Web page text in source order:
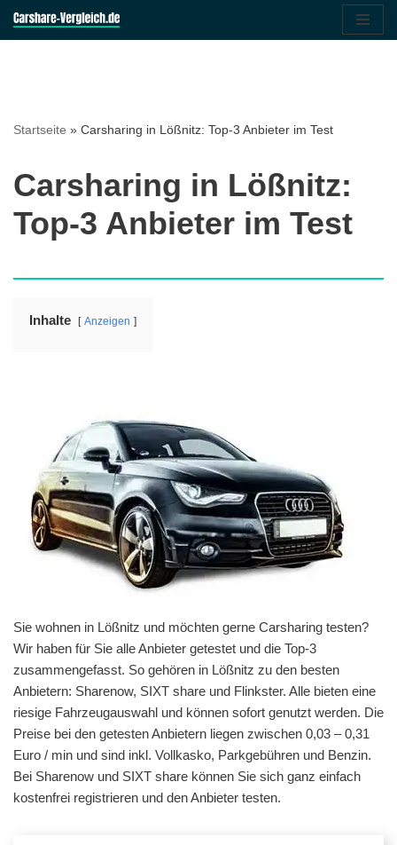
Startseite » Carsharing in Lößnitz: Top-3 Anbieter im Test
Carsharing in Lößnitz:
Top-3 Anbieter im Test
Inhalte Anzeigen
Sie wohnen in Lößnitz und möchten gerne Carsharing testen?
Wir haben für Sie alle Anbieter getestet und die Top-3
zusammengefasst. So gehören in Lößnitz zu den besten
Anbietern: Sharenow, SIXT share und Flinkster. Alle bieten eine
riesige Fahrzeugauswahl und können sofort genutzt werden. Die
Preise bei den getesten Anbietern liegen zwischen 0,03 – 0,31
Euro / min und sind inkl. Vollkasko, Parkgebühren und Benzin.
Bei Sharenow und SIXT share können Sie sich ganz einfach
kostenfrei registrieren und den Anbieter testen.